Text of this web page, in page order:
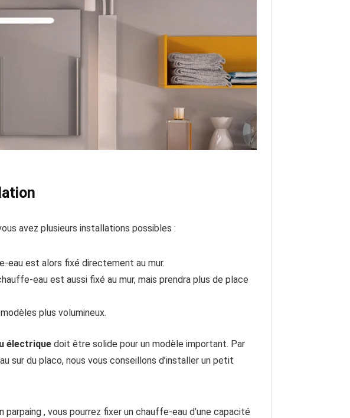
avez plusieurs installations possibles :
eau est alors fixé directement au mur.
eau est aussi fixé au mur, mais prendra plus de place
plus volumineux.
électrique doit être solide pour un modèle important. Par
sur du placo, nous vous conseillons d’installer un petit
, vous pourrez fixer un chauffe-eau d’une capacité